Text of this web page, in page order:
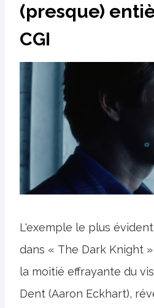
(presque)
CGI
L'exemple le plus
dans « The Dark Knight
la moitié effrayante du
Dent (Aaron Eckhart),